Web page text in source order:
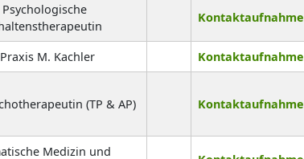
Kontaktaufnahme
M. Kachler
Kontaktaufnahme
(TP & AP) Kontaktaufnahme
Medizin und